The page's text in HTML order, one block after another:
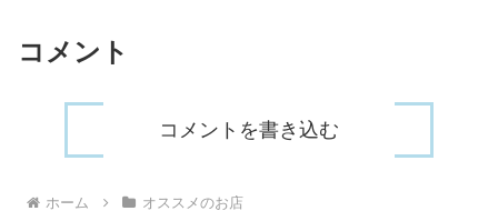
コメント
コメントを書き込む
ホーム オススメのお店